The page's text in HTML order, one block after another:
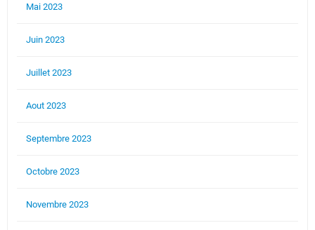
Mai 2023
Juin 2023
Juillet 2023
Aout 2023
Septembre 2023
Octobre 2023
Novembre 2023